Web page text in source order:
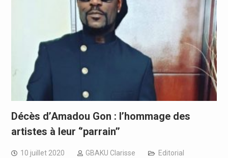
Décès d’Amadou Gon : l’hommage des
artistes à leur ‘’parrain’’
10 juillet 2020 GBAKU Clarisse Editorial